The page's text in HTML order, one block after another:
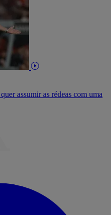
assumir as rédeas com uma